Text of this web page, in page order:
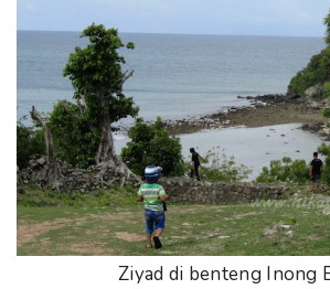
Ziyad di benteng Inong